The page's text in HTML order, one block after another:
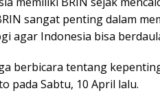
sangat penting dalam
agar Indonesia bisa
berbicara tentang
pada Sabtu, 10 April lalu.